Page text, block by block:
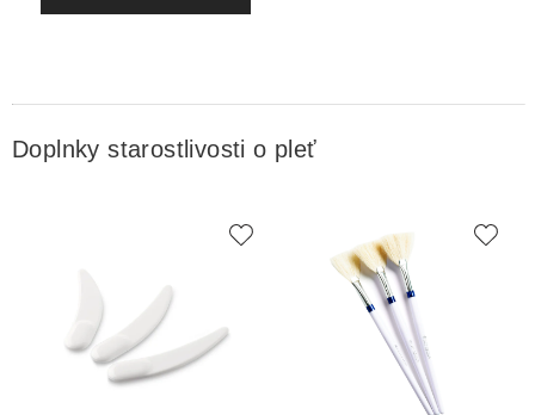
Doplnky starostlivosti o pleť